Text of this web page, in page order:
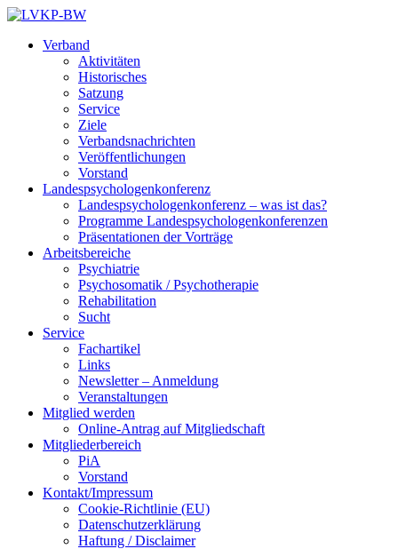
Zum
springenVerband
Aktivitäten
Historisches
Satzung
Service
Ziele
Verbandsnachrichten
Veröffentlichungen
Vorstand
Landespsychologenkonferenz
Landespsychologenkonferenz – was ist das?
Programme Landespsychologenkonferenzen
Präsentationen der Vorträge
Arbeitsbereiche
Psychiatrie
Psychosomatik / Psychotherapie
Rehabilitation
Sucht
Service
Fachartikel
Links
Newsletter – Anmeldung
Veranstaltungen
Mitglied werden
Online-Antrag auf Mitgliedschaft
Mitgliederbereich
PiA
Vorstand
Kontakt/Impressum
Cookie-Richtlinie (EU)
Datenschutzerklärung
Haftung / Disclaimer